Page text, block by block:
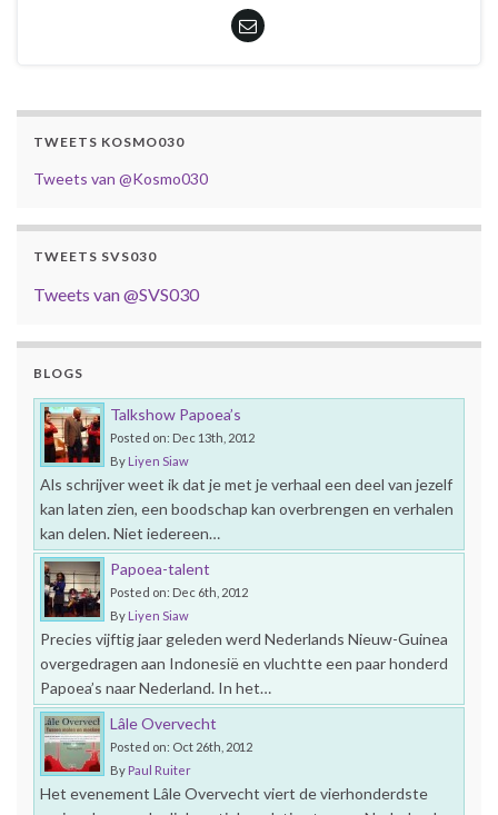
TWEETS KOSMO030
Tweets van @Kosmo030
TWEETS SVS030
Tweets van @SVS030
BLOGS
Talkshow Papoea’s
Posted on: Dec 13th, 2012
By Liyen Siaw
Als schrijver weet ik dat je met je verhaal een deel van jezelf
kan laten zien, een boodschap kan overbrengen en verhalen
kan delen. Niet iedereen…
Papoea-talent
Posted on: Dec 6th, 2012
By Liyen Siaw
Precies vijftig jaar geleden werd Nederlands Nieuw-Guinea
overgedragen aan Indonesië en vluchtte een paar honderd
Papoea’s naar Nederland. In het…
Lâle Overvecht
Posted on: Oct 26th, 2012
By Paul Ruiter
Het evenement Lâle Overvecht viert de vierhonderdste